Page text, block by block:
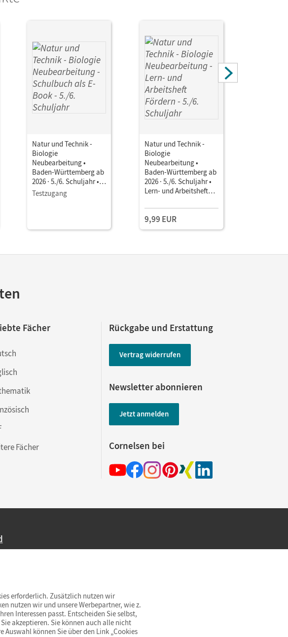
Natur und Technik -
Biologie
Neubearbeitung •
Baden-Württemberg ab
2026 · 5./6. Schuljahr •
Schulbuch als E-Book
Mit Medien
Testzugang
Natur und Technik -
Biologie
Neubearbeitung •
Baden-Württemberg ab
2026 · 5./6. Schuljahr •
Lern- und Arbeitsheft
9,99 EUR
Fächer
Fächer
Rückgabe und Erstattung
Vertrag widerrufen
Newsletter abonnieren
Jetzt anmelden
Cornelsen bei
liefern wir versandkostenfrei innerhalb Deutschlands
erforderlich. Zusätzlich nutzen wir
nutzen wir und unsere Werbepartner, wie z.
Interessen passt. Entscheiden Sie selbst,
akzeptieren. Sie können auch alle nicht
Auswahl können Sie über den Link „Cookies